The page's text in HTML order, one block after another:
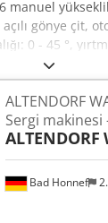
manuel
gönye çit,
0 - 45 °,
87 mm, maks.
Motor gücü
Konum:
- - hemen
Bad Honnef
ALTENDORF
Sergi makinesi
ALTENDORF